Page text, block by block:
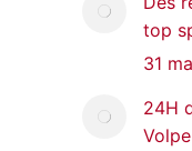
top
31
24H